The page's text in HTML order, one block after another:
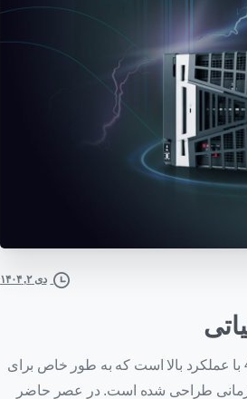
دی ۲, ۱۴۰۴
یک پلتفرم محاسباتی 4U با عملکرد بالا است که به طور خاص برای
طراحی شده است. در عصر حاضر